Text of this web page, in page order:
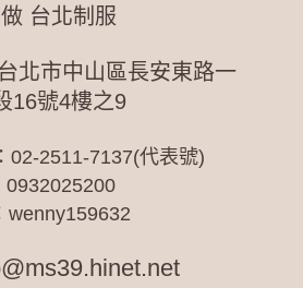
做 台北制服
北市中山區長安東路一
16號4樓之9
02-2511-7137(代表號)
0932025200
wenny159632